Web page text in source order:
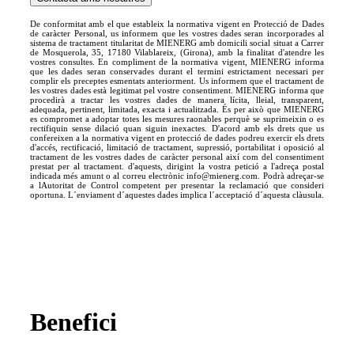
De conformitat amb el que estableix la normativa vigent en Protecció de Dades
de caràcter Personal, us informem que les vostres dades seran incorporades al
sistema de tractament titularitat de MIENERG amb domicili social situat a Carrer
de Mosquerola, 35, 17180 Vilablareix, (Girona), amb la finalitat d'atendre les
vostres consultes. En compliment de la normativa vigent, MIENERG informa
que les dades seran conservades durant el termini estrictament necessari per
complir els preceptes esmentats anteriorment. Us informem que el tractament de
les vostres dades està legitimat pel vostre consentiment. MIENERG informa que
procedirà a tractar les vostres dades de manera lícita, lleial, transparent,
adequada, pertinent, limitada, exacta i actualitzada. És per això que MIENERG
es compromet a adoptar totes les mesures raonables perquè se suprimeixin o es
rectifiquin sense dilació quan siguin inexactes. D'acord amb els drets que us
confereixen a la normativa vigent en protecció de dades podreu exercir els drets
d'accés, rectificació, limitació de tractament, supressió, portabilitat i oposició al
tractament de les vostres dades de caràcter personal així com del consentiment
prestat per al tractament. d'aquests, dirigint la vostra petició a l'adreça postal
indicada més amunt o al correu electrònic info@mienerg.com. Podrà adreçar-se
a lAutoritat de Control competent per presentar la reclamació que consideri
oportuna. L´enviament d´aquestes dades implica l´acceptació d´aquesta clàusula.
Benefici